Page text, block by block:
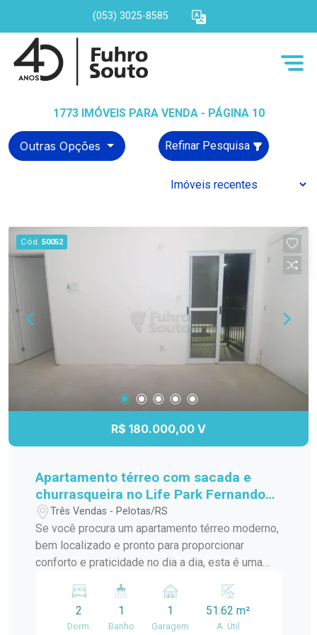
(053) 3025-8585
1773 IMÓVEIS PARA VENDA - PÁGINA 10
Outras Opções Refinar Pesquisa
Cód. 50052
R$ 180.000,00 V
Apartamento térreo com sacada e
churrasqueira no Life Park Fernando
Osório
Três Vendas - Pelotas/RS
Se você procura um apartamento térreo moderno,
bem localizado e pronto para proporcionar
conforto e praticidade no dia a dia, esta é uma
Fernando Osório. Localizado em uma região
estratégica de Pelotas, o imóvel está próximo ao
Macro Atacado Treichel, ao Voleio Esporte Bar e
2
Dorm.
1
Banho
1
Garagem
51.62 m²
A. Útil